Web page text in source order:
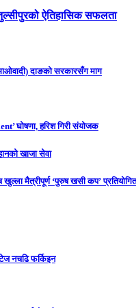
ऐतिहासिक सफलता
दाङको सरकारसँग माग
घोषणा, हरिश गिरी संयोजक
खाजा सेवा
खुल्ला मैत्रीपूर्ण ‘पुरुष खसी कप’
नचढि फर्किइन